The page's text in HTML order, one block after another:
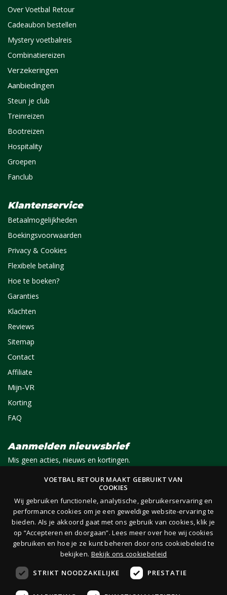
Over Voetbal Retour
Cadeaubon bestellen
Mystery voetbalreis
Combinatiereizen
Verzekeringen
Aanbiedingen
Steun je club
Treinreizen
Bootreizen
Hospitality
Groepen
Fanclub
Klantenservice
Betaalmogelijkheden
Boekingsvoorwaarden
Privacy & Cookies
Flexibele betaling
Hoe te boeken?
Garanties
Klachten
Reviews
Sitemap
Contact
Affiliate
Mijn-VR
Korting
FAQ
Aanmelden nieuwsbrief
Mis geen acties, nieuws en kortingen.
Je ontvangt 1x per maand per e-mail van ons een nieuwsbrief op het door jou opgegeven
e-mailadres. Lees hier onze privacy- en cookieverklaring.
VOETBAL RETOUR MAAKT GEBRUIKT VAN
COOKIES
Wij gebruiken functionele, analytische, gebruikerservaring en
performance cookies om je een geweldige website-ervaring te
bieden. Als je akkoord gaat met ons gebruik van cookies, klik je
op “Accepteren en doorgaan”. Lees meer over hoe wij cookies
gebruiken en hoe je ze kunt beheren door ons cookiebeleid te
bekijken. Bekijk ons cookiebeleid
STRIKT NOODZAKELIJKE PRESTATIE